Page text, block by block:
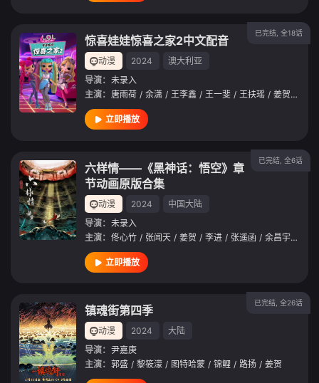
已完结, 全18话
惊喜娃娃惊喜之家2中文配音
动漫 2024
澳大利亚
导演： 未录入
主演： 唐雨荷 / 余潇 / 王李鑫 / 王一斐 / 王扶瑶 / 姜贺 /
立即播放
已完结, 全6话
六样情——《黑神话：悟空》章
节动画原版合集
动漫 2024
中国大陆
导演： 未录入
主演： 佟心竹 / 张闻天 / 姜贺 / 李进 / 张遥函 / 余昌宇 /
立即播放
已完结, 全26话
镇魂街第四季
动漫 2024
大陆
导演： 尹嘉庚
主演： 郭盛 / 黎筱濛 / 图特哈蒙 / 锦鲤 / 路扬 / 姜贺